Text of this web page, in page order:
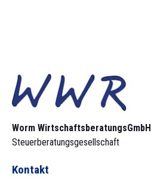
Worm Wirtschaftsberatungs­GmbH
Steuerberatungsgesellschaft
Kontakt